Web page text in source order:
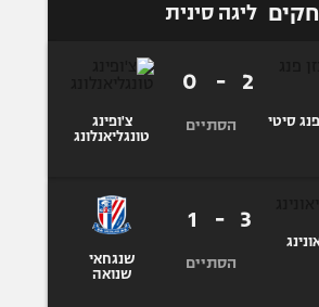
ליגה סינית
סיטי
2
-
0
הסתיים
צ'ופינג
טונגליאנלונג
3
-
1
הסתיים
שנגחאי
שנואה